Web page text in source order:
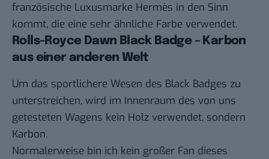
französische Luxusmarke Hermès in den Sinn
kommt, die eine sehr ähnliche Farbe verwendet.
Rolls-Royce Dawn Black Badge – Karbon
aus einer anderen Welt
Um das sportlichere Wesen des Black Badges zu
unterstreichen, wird im Innenraum des von uns
getesteten Wagens kein Holz verwendet, sondern
Karbon.
Normalerweise bin ich kein großer Fan dieses